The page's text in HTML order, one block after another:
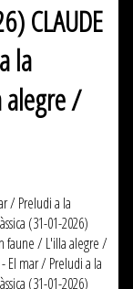
CLAUDE
la
alegre /
/ Preludi a la
(31-01-2026)
faune / L'illa alegre /
- El mar / Preludi a la
(31-01-2026)